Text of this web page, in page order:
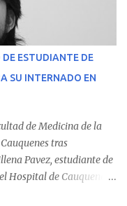
ESTUDIANTE DE
SU INTERNADO EN
de Medicina de la
tras
Pavez, estudiante de
Hospital de Cauquenes.